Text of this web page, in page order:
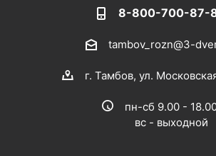
8-800-700-87-
tambov_rozn@3-
г. Тамбов, ул.
пн-сб 9.00 -
вс - выходной